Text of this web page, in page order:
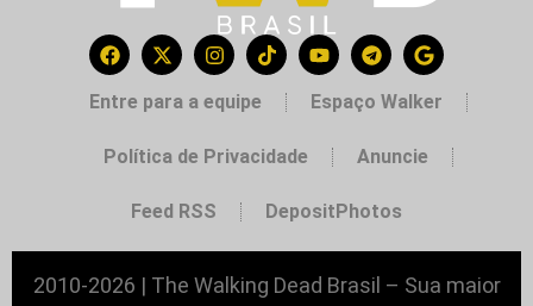
Entre para a equipe Espaço Walker
Política de Privacidade Anuncie
Feed RSS DepositPhotos
2010-2026 | The Walking Dead Brasil – Sua maior